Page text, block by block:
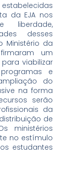
da EJA nos
liberdade,
desses
Ministério da
um
viabilizar
e
do
na forma
serão
da
de
ministérios
no estímulo
estudantes